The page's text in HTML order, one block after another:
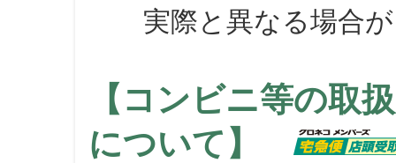
実際と異なる場合が
【コンビニ等の取
について】